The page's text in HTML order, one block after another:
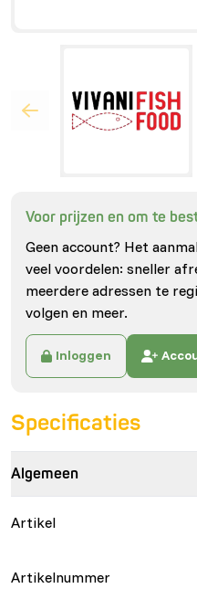
Voor prijzen en om te
Geen account? Het
veel voordelen: sneller
meerdere adressen te
volgen en meer.
Inloggen
Specificaties
Algemeen
Artikel
Artikelnummer